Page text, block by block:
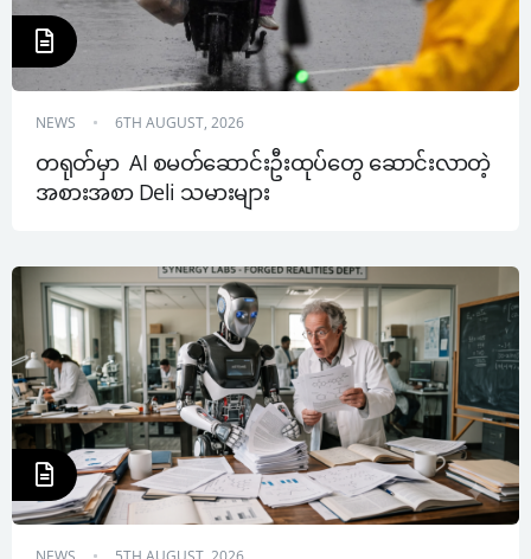
NEWS 6TH AUGUST, 2026
တရုတ်မှာ  AI စမတ်ဆောင်းဦးထုပ်တွေ ဆောင်းလာတဲ့
အစားအစာ Deli သမားများ